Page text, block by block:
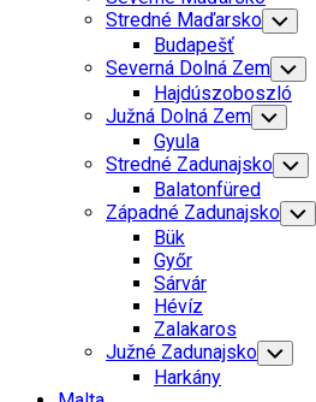
Stredné Maďarsko Toggle
Child
Menu
Budapešť
Severná Dolná Zem Toggle
Child
Menu
Hajdúszoboszló
Južná Dolná Zem Toggle
Child
Menu
Gyula
Stredné Zadunajsko
Child
Menu
Balatonfüred
Západné Zadunajsko
Child
Bük
Győr
Sárvár
Hévíz
Zalakaros
Južné Zadunajsko Toggle
Child
Harkány